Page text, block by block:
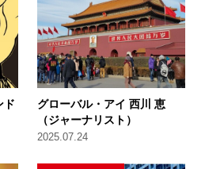
ド
グローバル・アイ 西川 恵
（ジャーナリスト）
2025.07.24